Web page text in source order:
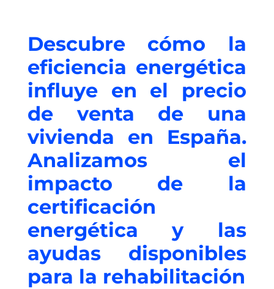
Descubre cómo la
eficiencia energética
influye en el precio
de venta de una
vivienda en España.
Analizamos el
impacto de la
certificación
energética y las
ayudas disponibles
para la rehabilitación